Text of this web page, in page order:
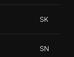
SK
SN